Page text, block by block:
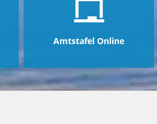
Amtstafel Online